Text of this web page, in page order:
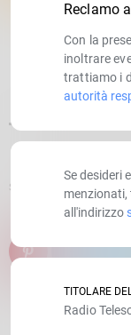
SCRITTO DA:
Reclamo
Con la
inoltrare
trattiamo i
autorità
Se desideri
menzionati,
all'indirizzo
TITOLARE
Radio